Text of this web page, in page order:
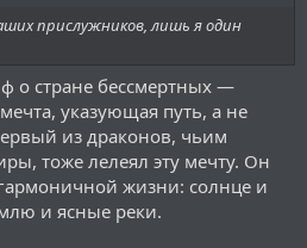
прислужников, лишь я один
о стране бессмертных —
указующая путь, а не
из драконов, чьим
тоже лелеял эту мечту. Он
жизни: солнце и
и ясные реки.